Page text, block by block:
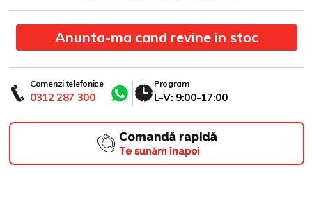
Anunta-ma cand revine in stoc
Comenzi telefonice
0312 287 300
Program
L-V: 9:00-17:00
Comandă rapidă
Te sunăm înapoi